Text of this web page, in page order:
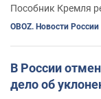
Пособник Кремля
OBOZ. Новости России
В России
дело об